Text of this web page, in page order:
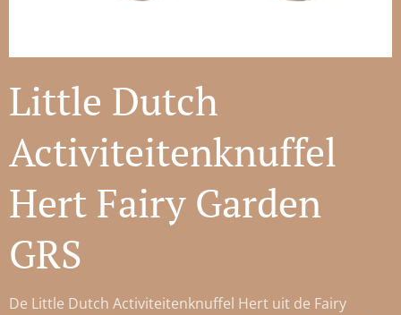
Little Dutch
Activiteitenknuffel
Hert Fairy Garden
GRS
De Little Dutch Activiteitenknuffel Hert uit de Fairy